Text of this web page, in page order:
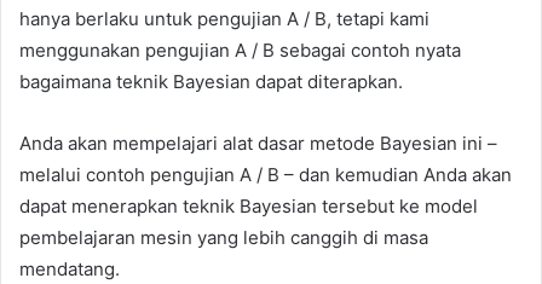
hanya berlaku untuk pengujian A / B, tetapi kami
menggunakan pengujian A / B sebagai contoh nyata
bagaimana teknik Bayesian dapat diterapkan.
Anda akan mempelajari alat dasar metode Bayesian ini –
melalui contoh pengujian A / B – dan kemudian Anda akan
dapat menerapkan teknik Bayesian tersebut ke model
pembelajaran mesin yang lebih canggih di masa
mendatang.